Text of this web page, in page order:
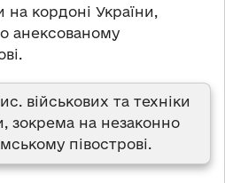
на кордоні України,
анексованому
військових та техніки
зокрема на незаконно
півострові.